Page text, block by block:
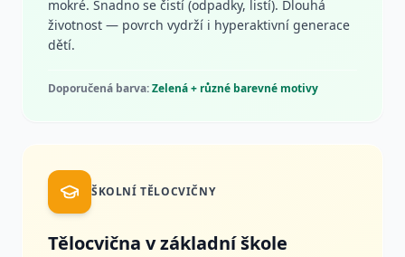
mokré. Snadno se čistí (odpadky, listí). Dlouhá
životnost — povrch vydrží i hyperaktivní generace
dětí.
Doporučená barva:Zelená + různé barevné motivy
ŠKOLNÍ TĚLOCVIČNY
Tělocvična v základní škole